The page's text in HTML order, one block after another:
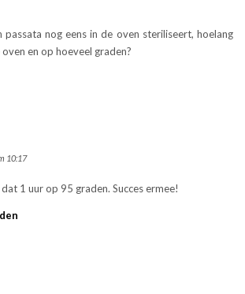
passata nog eens in de oven steriliseert, hoelang
en op hoeveel graden?
10:17
1 uur op 95 graden. Succes ermee!